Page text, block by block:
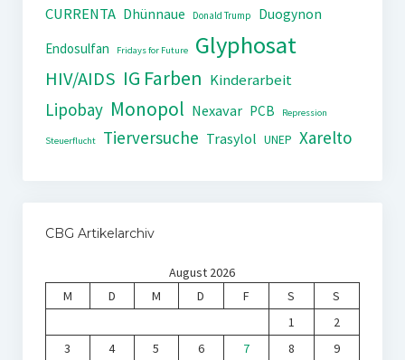
CURRENTA Dhünnaue Donald Trump
Duogynon
Endosulfan
Fridays for Future Glyphosat
HIV/AIDS IG Farben Kinderarbeit
Lipobay Monopol Nexavar PCB Repression
Steuerflucht Tierversuche Trasylol UNEP Xarelto
CBG Artikelarchiv
August 2026
M
D M D F S
S
1
2
3
4 5 6 7 8 9